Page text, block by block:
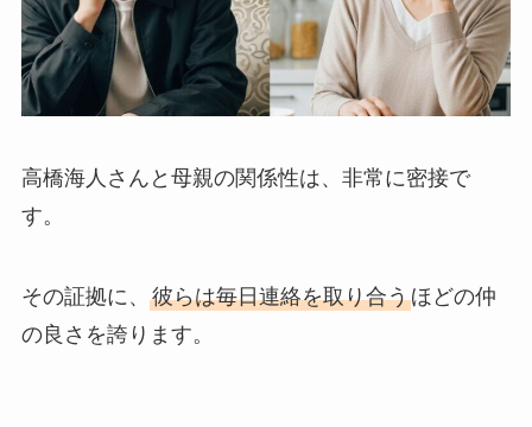
高橋海人さんと母親の関係性は、非常に密接で
す。
その証拠に、 彼らは毎日連絡を取り合うほどの仲
の良さを誇ります。